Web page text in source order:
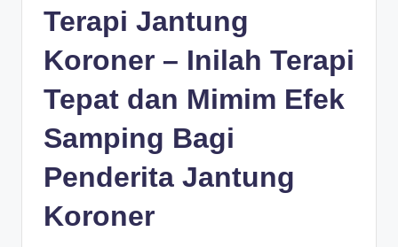
Terapi Jantung
Koroner – Inilah Terapi
Tepat dan Mimim Efek
Samping Bagi
Penderita Jantung
Koroner